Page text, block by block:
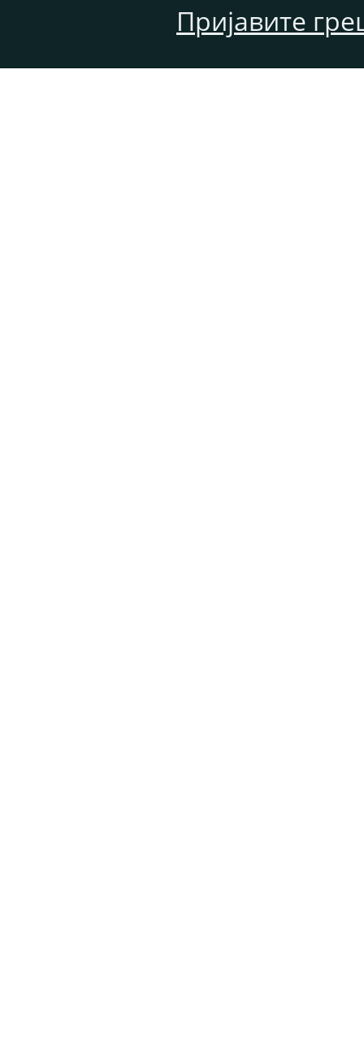
Пријавите